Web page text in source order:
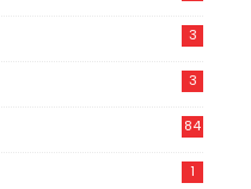
3
3
84
1